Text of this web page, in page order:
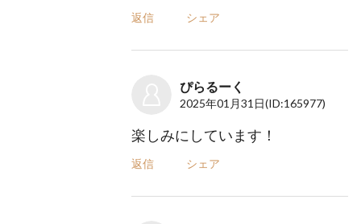
返信 シェア
ぴらるーく
2025年01月31日(ID:165977)
楽しみにしています！
返信 シェア